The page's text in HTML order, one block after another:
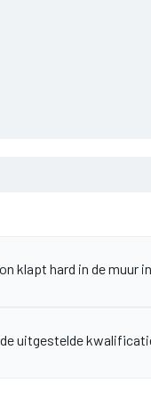
klapt hard in de muur
uitgestelde